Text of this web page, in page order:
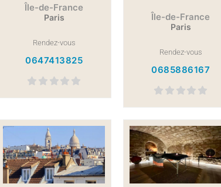
Île-de-France
Paris
Rendez-vous
0647413825
Île-de-France
Paris
Rendez-vous
0685886167